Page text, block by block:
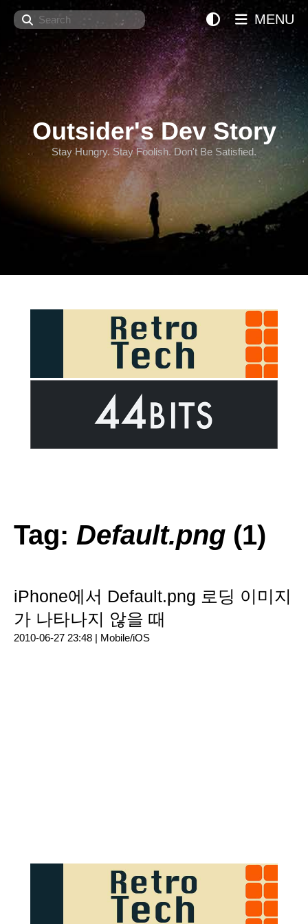
Search
Outsider's Dev Story
Stay Hungry. Stay Foolish. Don't Be Satisfied.
MENU
Tag: Default.png (1)
iPhone에서 Default.png 로딩 이미지
가 나타나지 않을 때
2010-06-27 23:48 | Mobile/iOS